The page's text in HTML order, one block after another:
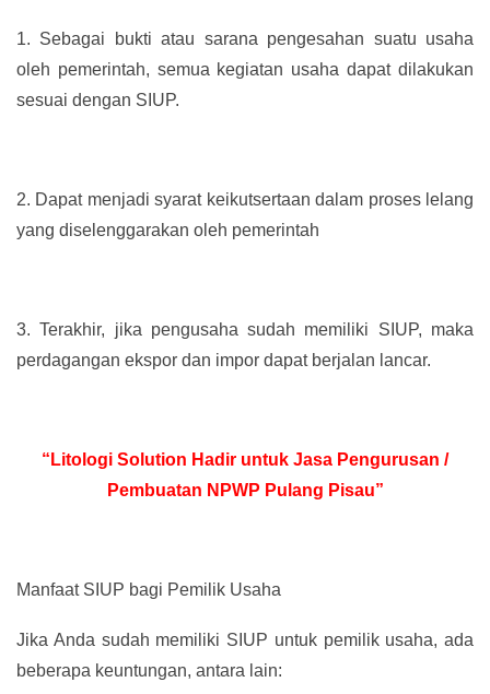
1. Sebagai bukti atau sarana pengesahan suatu usaha
oleh pemerintah, semua kegiatan usaha dapat dilakukan
sesuai dengan SIUP.
2. Dapat menjadi syarat keikutsertaan dalam proses lelang
yang diselenggarakan oleh pemerintah
3. Terakhir, jika pengusaha sudah memiliki SIUP, maka
perdagangan ekspor dan impor dapat berjalan lancar.
“Litologi Solution Hadir untuk Jasa Pengurusan /
Pembuatan NPWP Pulang Pisau”
Manfaat SIUP bagi Pemilik Usaha
Jika Anda sudah memiliki SIUP untuk pemilik usaha, ada
beberapa keuntungan, antara lain: